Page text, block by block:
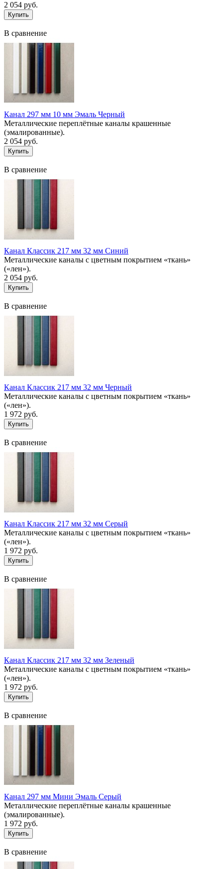
2 054 руб.
В сравнение
Канал 297 мм 10 мм Эмаль Черный
Металлические переплётные каналы крашенные
(эмалированные).
2 054 руб.
В сравнение
Канал Классик 217 мм 32 мм Синий
Металлические каналы с цветным покрытием «ткань»
(«лен»).
2 054 руб.
В сравнение
Канал Классик 217 мм 32 мм Черный
Металлические каналы с цветным покрытием «ткань»
(«лен»).
1 972 руб.
В сравнение
Канал Классик 217 мм 32 мм Серый
Металлические каналы с цветным покрытием «ткань»
(«лен»).
1 972 руб.
В сравнение
Канал Классик 217 мм 32 мм Зеленый
Металлические каналы с цветным покрытием «ткань»
(«лен»).
1 972 руб.
В сравнение
Канал 297 мм Мини Эмаль Серый
Металлические переплётные каналы крашенные
(эмалированные).
1 972 руб.
В сравнение